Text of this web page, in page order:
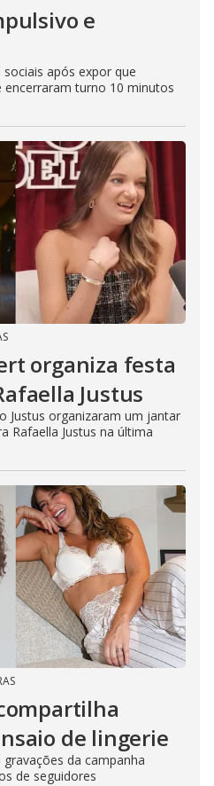
e
após expor que
turno 10 minutos
organiza festa
Justus
Justus organizaram um jantar
Rafaella Justus na última
de lingerie
da campanha
de seguidores